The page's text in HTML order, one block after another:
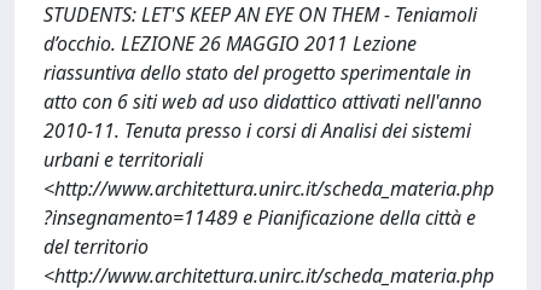
STUDENTS: LET'S KEEP AN EYE ON THEM - Teniamoli
d’occhio. LEZIONE 26 MAGGIO 2011 Lezione
riassuntiva dello stato del progetto sperimentale in
atto con 6 siti web ad uso didattico attivati nell'anno
2010-11. Tenuta presso i corsi di Analisi dei sistemi
urbani e territoriali
<http://www.architettura.unirc.it/scheda_materia.php
?insegnamento=11489 e Pianificazione della città e
del territorio
<http://www.architettura.unirc.it/scheda_materia.php